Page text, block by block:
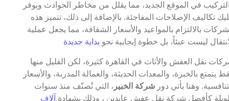
في الموقع الجديد، مما يقلل من مخاطر الحوادث ويوفر
تكاليف الإصلاحات المفاجئة. بالإضافة إلى ذلك، تتميز هذه
بالالتزام بالمواعيد والأسعار الشفافة، مما يجعل عملية
ليست عبئاً، بل خطوة إيجابية نحو بداية جديدة
نقل العفش والأثاث في القاهرة كثيرة، لكن القليل منها
يتمتع بالخبرة، والمعدات الحديثة، والعمالة المدربة، والأسعار
وهنا يأتي دور شركة الخبير ، التي تُصنّف منذ سنوات
كأفضل شركة نقل عفش عابدين ، وذلك بشهادة آلاف